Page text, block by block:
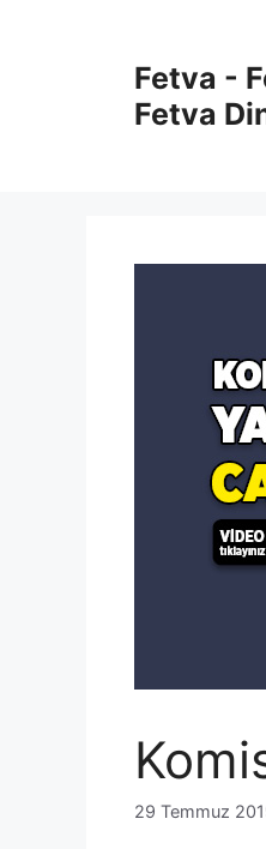
Fetva -
Fetva
29 Temmuz